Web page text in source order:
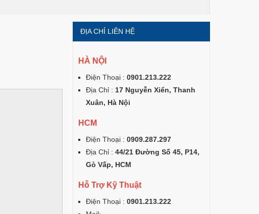
ĐỊA CHỈ LIÊN HỆ
HÀ NỘI
Điện Thoại : 0901.213.222
Địa Chỉ : 17 Nguyễn Xiển, Thanh
Xuân, Hà Nội
HCM
Điện Thoại : 0909.287.297
Địa Chỉ : 44/21 Đường Số 45, P14,
Gò Vấp, HCM
Hỗ Trợ Kỹ Thuật
Điện Thoại : 0901.213.222